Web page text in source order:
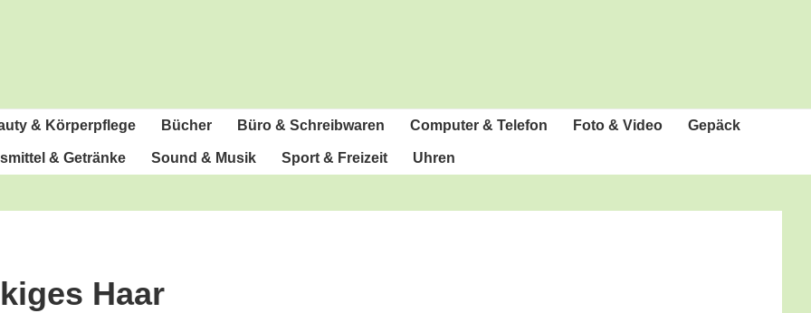
& Körperpflege Bücher Büro & Schreibwaren Com­pu­ter & Telefon Foto & Video Gepäck
& Getränke Sound & Musik Sport & Freizeit Uhren
Haar